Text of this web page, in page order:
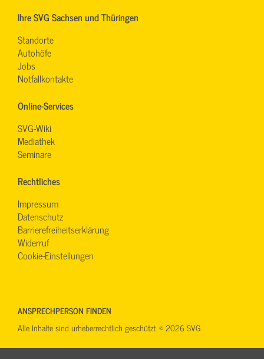
Ihre SVG Sachsen und Thüringen
Standorte
Autohöfe
Jobs
Notfallkontakte
Online-Services
SVG-Wiki
Mediathek
Seminare
Rechtliches
Impressum
Datenschutz
Barrierefreiheitserklärung
Widerruf
Cookie-Einstellungen
ANSPRECHPERSON FINDEN
Alle Inhalte sind urheberrechtlich geschützt. © 2026 SVG